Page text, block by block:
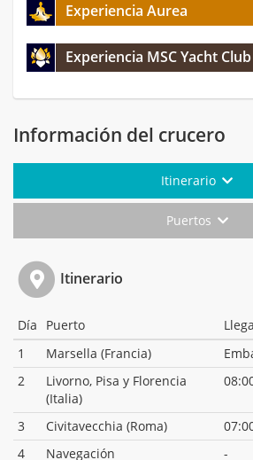
Experiencia Aurea
Experiencia MSC Yacht Club
Información del crucero
Itinerario
Puertos
Itinerario
Día Puerto
1
Marsella (Francia)
2
Livorno, Pisa y Florencia
(Italia)
3 Civitavecchia (Roma)
4
Navegación -